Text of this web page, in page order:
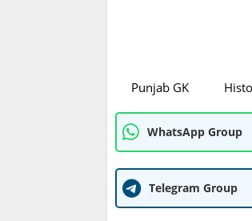
Punjab GK
WhatsApp Group
Telegram Group